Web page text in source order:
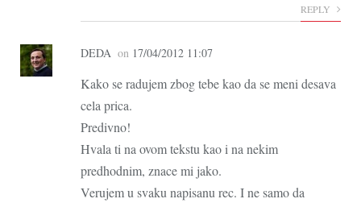
REPLY
DEDA on 17/04/2012 11:07
Kako se radujem zbog tebe kao da se meni desava
cela prica.
Predivno!
Hvala ti na ovom tekstu kao i na nekim
predhodnim, znace mi jako.
Verujem u svaku napisanu rec. I ne samo da